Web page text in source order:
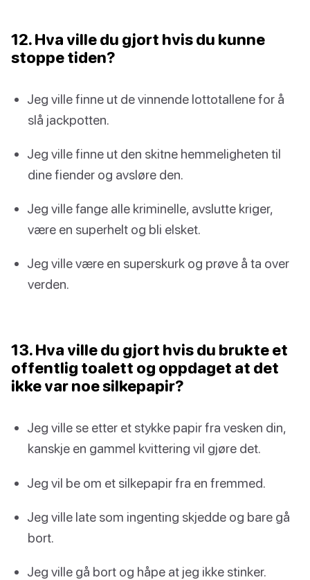
12. Hva ville du gjort hvis du kunne
stoppe tiden?
Jeg ville finne ut de vinnende lottotallene for å
slå jackpotten.
Jeg ville finne ut den skitne hemmeligheten til
dine fiender og avsløre den.
Jeg ville fange alle kriminelle, avslutte kriger,
være en superhelt og bli elsket.
Jeg ville være en superskurk og prøve å ta over
verden.
13. Hva ville du gjort hvis du brukte et
offentlig toalett og oppdaget at det
ikke var noe silkepapir?
Jeg ville se etter et stykke papir fra vesken din,
kanskje en gammel kvittering vil gjøre det.
Jeg vil be om et silkepapir fra en fremmed.
Jeg ville late som ingenting skjedde og bare gå
bort.
Jeg ville gå bort og håpe at jeg ikke stinker.